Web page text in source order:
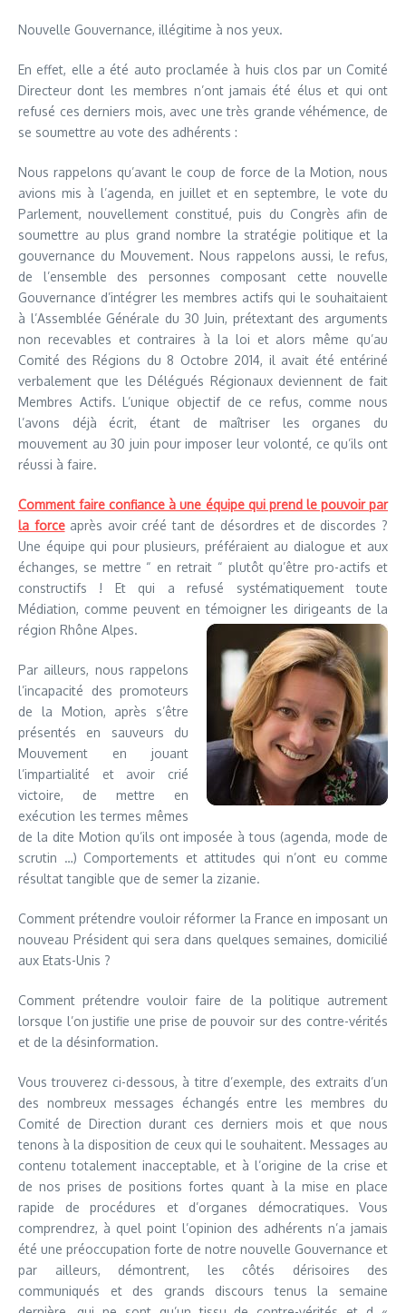
Nouvelle Gouvernance, illégitime à nos yeux.
En effet, elle a été auto proclamée à huis clos par un Comité
Directeur dont les membres n’ont jamais été élus et qui ont
refusé ces derniers mois, avec une très grande véhémence, de
se soumettre au vote des adhérents :
Nous rappelons qu’avant le coup de force de la Motion, nous
avions mis à l’agenda, en juillet et en septembre, le vote du
Parlement, nouvellement constitué, puis du Congrès afin de
soumettre au plus grand nombre la stratégie politique et la
gouvernance du Mouvement. Nous rappelons aussi, le refus,
de l’ensemble des personnes composant cette nouvelle
Gouvernance d’intégrer les membres actifs qui le souhaitaient
à l’Assemblée Générale du 30 Juin, prétextant des arguments
non recevables et contraires à la loi et alors même qu’au
Comité des Régions du 8 Octobre 2014, il avait été entériné
verbalement que les Délégués Régionaux deviennent de fait
Membres Actifs. L’unique objectif de ce refus, comme nous
l’avons déjà écrit, étant de maîtriser les organes du
mouvement au 30 juin pour imposer leur volonté, ce qu’ils ont
réussi à faire.
Comment faire confiance à une équipe qui prend le pouvoir par
la forceaprès avoir créé tant de désordres et de discordes ?
Une équipe qui pour plusieurs, préféraient au dialogue et aux
échanges, se mettre “ en retrait “ plutôt qu’être pro-actifs et
constructifs ! Et qui a refusé systématiquement toute
Médiation, comme peuvent en témoigner les dirigeants de la
région Rhône Alpes.
Par ailleurs, nous rappelons
l’incapacité des promoteurs
de la Motion, après s’être
présentés en sauveurs du
Mouvement en jouant
l’impartialité et avoir crié
victoire, de mettre en
exécution les termes mêmes
de la dite Motion qu’ils ont imposée à tous (agenda, mode de
scrutin …) Comportements et attitudes qui n’ont eu comme
résultat tangible que de semer la zizanie.
Comment prétendre vouloir réformer la France en imposant un
nouveau Président qui sera dans quelques semaines, domicilié
aux Etats-Unis ?
Comment prétendre vouloir faire de la politique autrement
lorsque l’on justifie une prise de pouvoir sur des contre-vérités
et de la désinformation.
Vous trouverez ci-dessous, à titre d’exemple, des extraits d’un
des nombreux messages échangés entre les membres du
Comité de Direction durant ces derniers mois et que nous
tenons à la disposition de ceux qui le souhaitent. Messages au
contenu totalement inacceptable, et à l’origine de la crise et
de nos prises de positions fortes quant à la mise en place
rapide de procédures et d’organes démocratiques. Vous
comprendrez, à quel point l’opinion des adhérents n’a jamais
été une préoccupation forte de notre nouvelle Gouvernance et
par ailleurs, démontrent, les côtés dérisoires des
communiqués et des grands discours tenus la semaine